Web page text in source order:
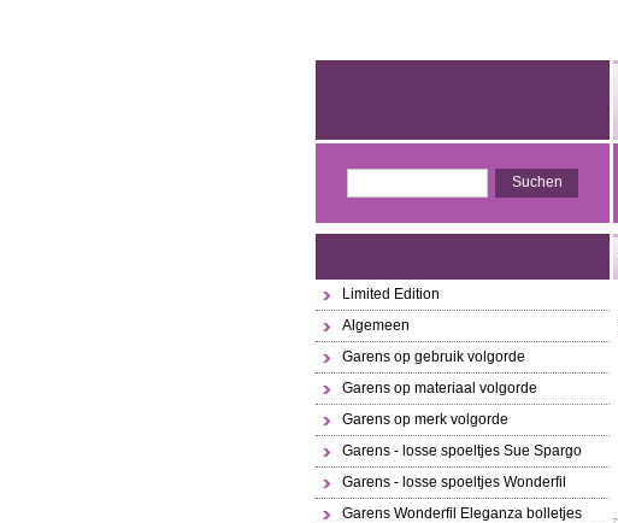
Limited Edition
Algemeen
Garens op gebruik volgorde
Garens op materiaal volgorde
Garens op merk volgorde
Garens - losse spoeltjes Sue Spargo
Garens - losse spoeltjes Wonderfil
Garens Wonderfil Eleganza bolletjes